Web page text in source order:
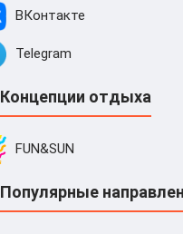
ВКонтакте
Telegram
Концепции отдыха
FUN&SUN
Популярные